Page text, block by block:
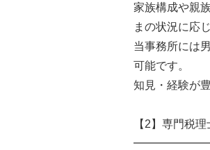
家族構成や親
まの状況に応
当事務所には
可能です。
知見・経験が
【2】専門税